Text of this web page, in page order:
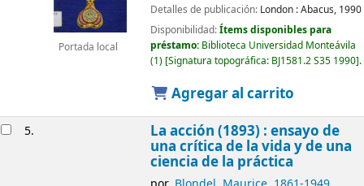
Portada local
Detalles de publicación: London :Abacus, 1990
Disponibilidad:Ítems disponibles para
préstamo: Biblioteca Universidad Monteávila
(1) Signatura topográfica: BJ1581.2 S35 1990 .
Agregar al carrito
5. La acción (1893) : ensayo de
una crítica de la vida y de una
ciencia de la práctica